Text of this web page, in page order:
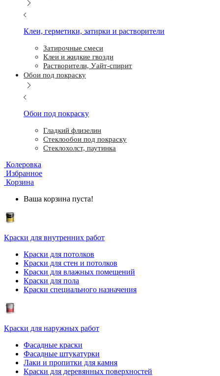
Клеи, герметики, затирки и растворители
Затирочные смеси
Клеи и жидкие гвозди
Растворители, Уайт-спирит
Обои под покраску
Обои под покраску
Гладкий флизелин
Стеклообои под покраску
Стеклохолст, паутинка
Колеровка
Избранное
Корзина
Ваша корзина пуста!
Краски для внутренних работ
Краски для потолков
Краски для стен и потолков
Краски для влажных помещений
Краски для пола
Краски специального назначения
Краски для наружных работ
Фасадные краски
Фасадные штукатурки
Лаки и пропитки для камня
Краски для деревянных поверхностей